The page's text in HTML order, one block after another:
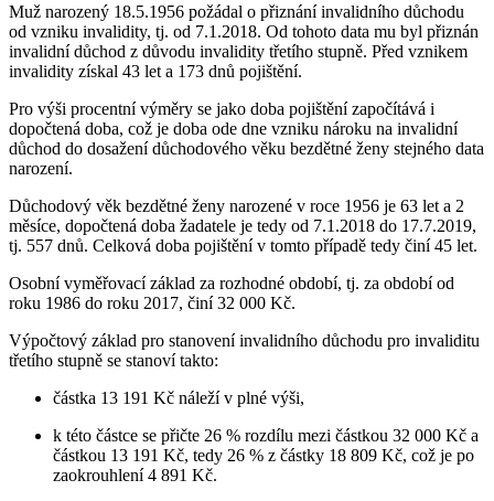
Muž narozený 18.5.1956 požádal o přiznání invalidního důchodu
od vzniku invalidity, tj. od 7.1.2018. Od tohoto data mu byl přiznán
invalidní důchod z důvodu invalidity třetího stupně. Před vznikem
invalidity získal 43 let a 173 dnů pojištění.
Pro výši procentní výměry se jako doba pojištění započítává i
dopočtená doba, což je doba ode dne vzniku nároku na invalidní
důchod do dosažení důchodového věku bezdětné ženy stejného data
narození.
Důchodový věk bezdětné ženy narozené v roce 1956 je 63 let a 2
měsíce, dopočtená doba žadatele je tedy od 7.1.2018 do 17.7.2019,
tj. 557 dnů. Celková doba pojištění v tomto případě tedy činí 45 let.
Osobní vyměřovací základ za rozhodné období, tj. za období od
roku 1986 do roku 2017, činí 32 000 Kč.
Výpočtový základ pro stanovení invalidního důchodu pro invaliditu
třetího stupně se stanoví takto:
částka 13 191 Kč náleží v plné výši,
k této částce se přičte 26 % rozdílu mezi částkou 32 000 Kč a
částkou 13 191 Kč, tedy 26 % z částky 18 809 Kč, což je po
zaokrouhlení 4 891 Kč.